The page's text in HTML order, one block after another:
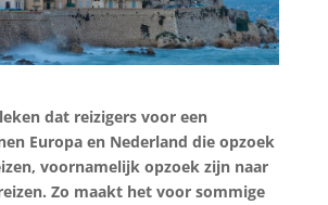
dat reizigers voor een
Europa en Nederland die opzoek
voornamelijk opzoek zijn naar
Zo maakt het voor sommige